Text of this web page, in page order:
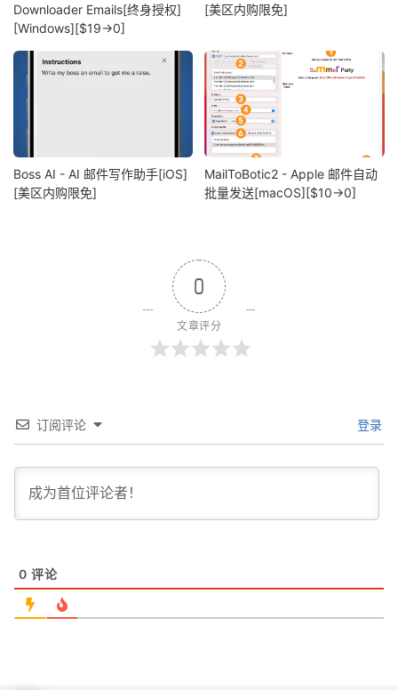
Downloader Emails[终身授权]
[Windows][$19→0]
[美区内购限免]
Boss AI - AI 邮件写作助手[iOS]
[美区内购限免]
MailToBotic2 - Apple 邮件自动
批量发送[macOS][$10→0]
0
文章评分
订阅评论 登录
0 评论